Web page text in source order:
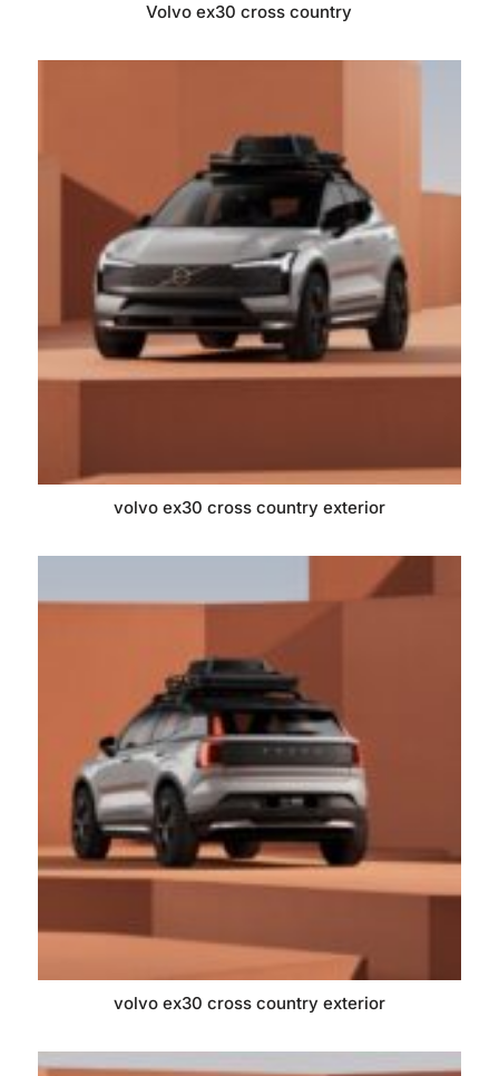
Volvo ex30 cross country
volvo ex30 cross country exterior
volvo ex30 cross country exterior